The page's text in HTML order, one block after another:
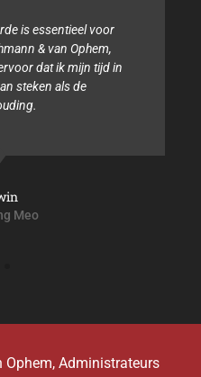
is essentieel voor
& van Ophem,
dat ik mijn tijd in
steken als de
Meo
Ophem, Administrateurs